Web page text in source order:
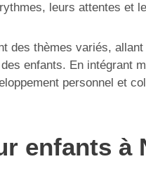
leurs attentes et
des thèmes variés,
enfants. En intégrant
personnel et
enfants